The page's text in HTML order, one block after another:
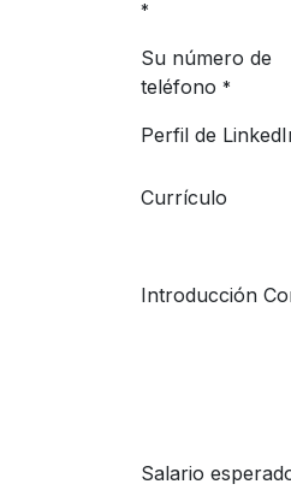
*
Su número de
teléfono *
Perfil de
Currículo
Introducción
Salario